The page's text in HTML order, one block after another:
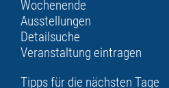
Wochenende
Ausstellungen
Detailsuche
Veranstaltung eintragen
Tipps für die nächsten Tage